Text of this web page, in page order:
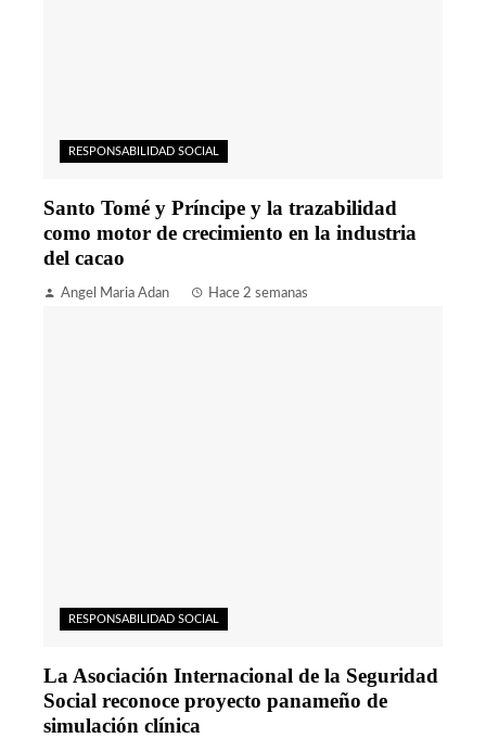
RESPONSABILIDAD SOCIAL
Santo Tomé y Príncipe y la trazabilidad
como motor de crecimiento en la industria
del cacao
Angel Maria Adan Hace 2 semanas
RESPONSABILIDAD SOCIAL
La Asociación Internacional de la Seguridad
Social reconoce proyecto panameño de
simulación clínica